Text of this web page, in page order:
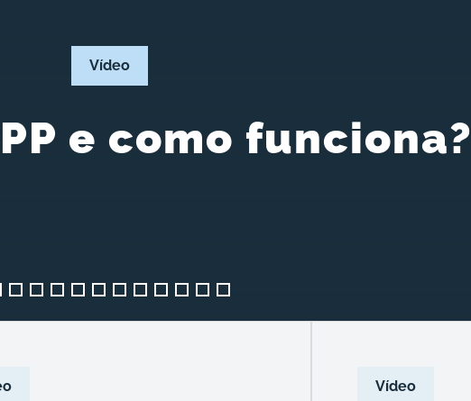
Vídeo
e como funciona?
Vídeo